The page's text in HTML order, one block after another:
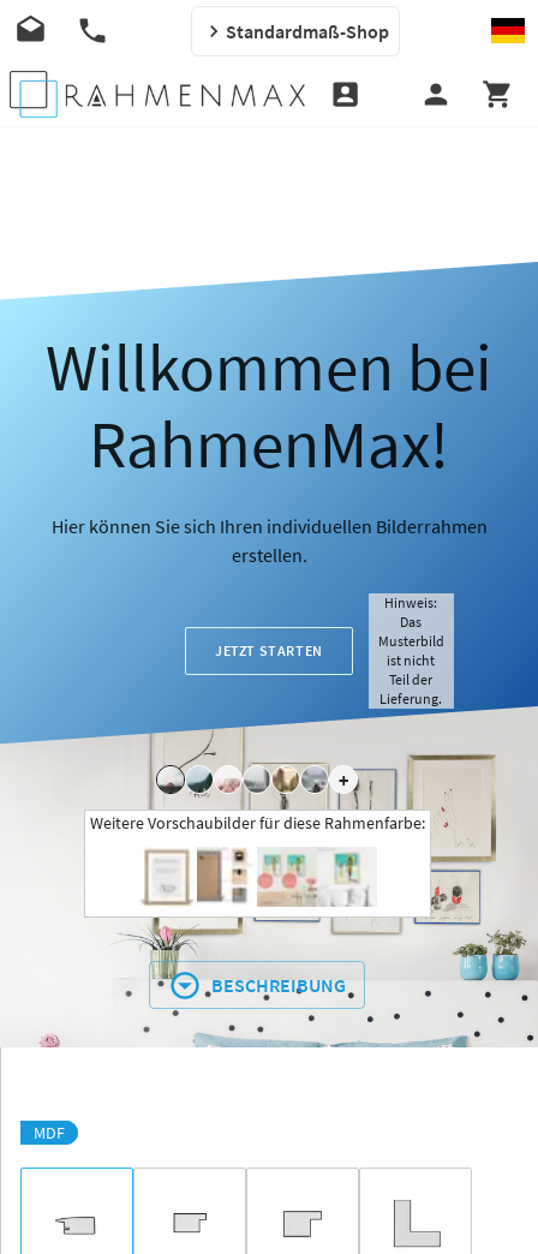
Standardmaß-Shop
Willkommen bei
RahmenMax!
Hier können Sie sich Ihren individuellen Bilderrahmen
erstellen.
JETZT STARTEN
+
Hinweis:
Das
Musterbild
ist nicht
Teil der
Lieferung.
Weitere Vorschaubilder für diese Rahmenfarbe:
BESCHREIBUNG
MDF